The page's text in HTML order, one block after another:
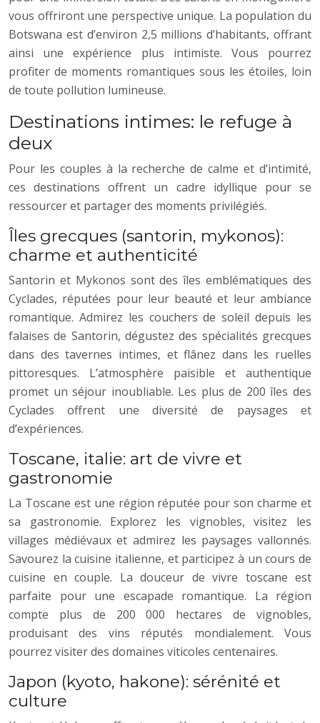
vous offriront une perspective unique. La population du
Botswana est d’environ 2,5 millions d’habitants, offrant
ainsi une expérience plus intimiste. Vous pourrez
profiter de moments romantiques sous les étoiles, loin
de toute pollution lumineuse.
Destinations intimes: le refuge à
deux
Pour les couples à la recherche de calme et d’intimité,
ces destinations offrent un cadre idyllique pour se
ressourcer et partager des moments privilégiés.
Îles grecques (santorin, mykonos):
charme et authenticité
Santorin et Mykonos sont des îles emblématiques des
Cyclades, réputées pour leur beauté et leur ambiance
romantique. Admirez les couchers de soleil depuis les
falaises de Santorin, dégustez des spécialités grecques
dans des tavernes intimes, et flânez dans les ruelles
pittoresques. L’atmosphère paisible et authentique
promet un séjour inoubliable. Les plus de 200 îles des
Cyclades offrent une diversité de paysages et
d’expériences.
Toscane, italie: art de vivre et
gastronomie
La Toscane est une région réputée pour son charme et
sa gastronomie. Explorez les vignobles, visitez les
villages médiévaux et admirez les paysages vallonnés.
Savourez la cuisine italienne, et participez à un cours de
cuisine en couple. La douceur de vivre toscane est
parfaite pour une escapade romantique. La région
compte plus de 200 000 hectares de vignobles,
produisant des vins réputés mondialement. Vous
pourrez visiter des domaines viticoles centenaires.
Japon (kyoto, hakone): sérénité et
culture